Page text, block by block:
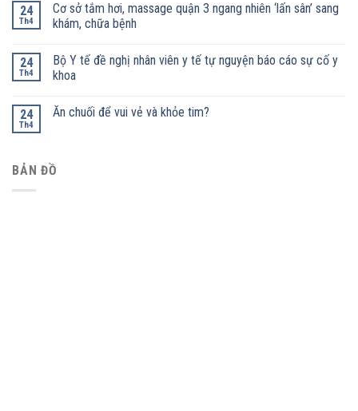
24
Th4
Cơ sở tắm hơi, massage quận 3 ngang nhiên ‘lấn sân’ sang
khám, chữa bệnh
24
Th4
Bộ Y tế đề nghị nhân viên y tế tự nguyện báo cáo sự cố y
khoa
24
Th4
Ăn chuối để vui vẻ và khỏe tim?
BẢN ĐỒ